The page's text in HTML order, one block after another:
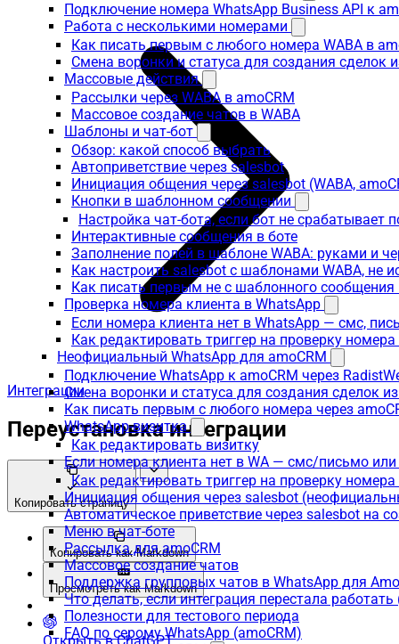
Подключение номера WhatsApp Business API к
Работа с несколькими номерами
Как писать первым с любого номера WABA в
Смена воронки и статуса для создания сделок
Массовые действия
Рассылки через WABA в amoCRM
Массовое создание чатов в WABA
Шаблоны и чат-бот
Обзор: какой способ выбрать
Автоприветствие через salesbot
Инициация общения через salesbot (WABA,
Кнопки в шаблонном сообщении
Настройка чат-бота, если бот не срабатывает
Интерактивные сообщения в боте
Заполнение полей в шаблоне WABA: руками и
Как настроить salesbot с шаблонами WABA, не
Как писать первым не с шаблонного сообщения
Проверка номера клиента в WhatsApp
Если номера клиента нет в WhatsApp — смс,
Как редактировать триггер на проверку номера
Неофициальный WhatsApp для amoCRM
Подключение WhatsApp к amoCRM через
Смена воронки и статуса для создания сделок
Как писать первым с любого номера через
WhatsApp-визитка
Как редактировать визитку
Если номера клиента нет в WA — смс/письмо
Как редактировать триггер на проверку
Инициация общения через salesbot
Автоматическое приветствие через salesbot на
Меню в чат-боте
Рассылка для amoCRM
Массовое создание чатов
Поддержка групповых чатов в WhatsApp для
Что делать, если интеграция перестала
Полезности для тестового периода
FAQ по серому WhatsApp (amoCRM)
Интеграции
Переустановка интеграции
Копировать страницу
Копировать как Markdown
Просмотреть как Markdown